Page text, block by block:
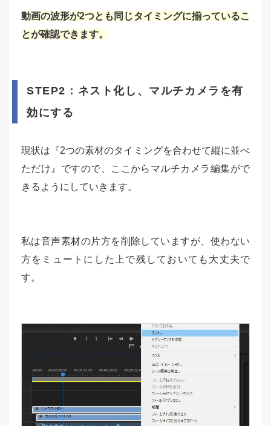
動画の波形が2つとも同じタイミングに揃っているこ
とが確認できます。
STEP2：ネスト化し、マルチカメラを有
効にする
現状は『2つの素材のタイミングを合わせて縦に並べ
ただけ』ですので、ここからマルチカメラ編集がで
きるようにしていきます。
私は音声素材の片方を削除していますが、使わない
方をミュートにした上で残しておいても大丈夫で
す。